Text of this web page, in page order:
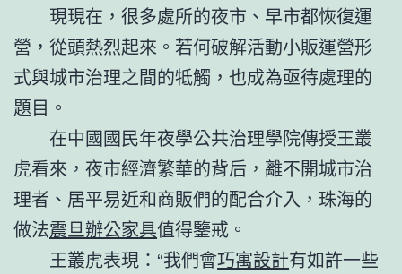
現現在，很多處所的夜市、早市都恢復運
營，從頭熱烈起來。若何破解活動小販運營形
式與城市治理之間的牴觸，也成為亟待處理的
題目。
在中國國民年夜學公共治理學院傳授王叢
虎看來，夜市經濟繁華的背后，離不開城市治
理者、居平易近和商販們的配合介入，珠海的
做法震旦辦公家具值得鑒戒。
王叢虎表現：“我們會巧寓設計有如許一些